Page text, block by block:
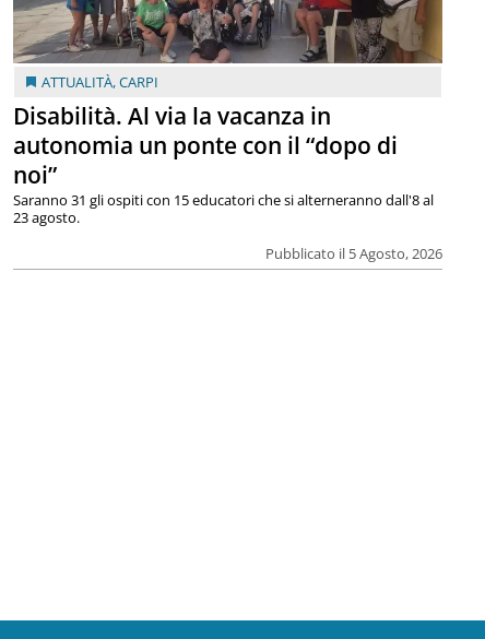
ATTUALITÀ,CARPI
Disabilità. Al via la vacanza in
autonomia un ponte con il “dopo di
noi”
Pubblicato il 5 Agosto, 2026
Saranno 31 gli ospiti con 15 educatori che si alterneranno dall'8 al
23 agosto.